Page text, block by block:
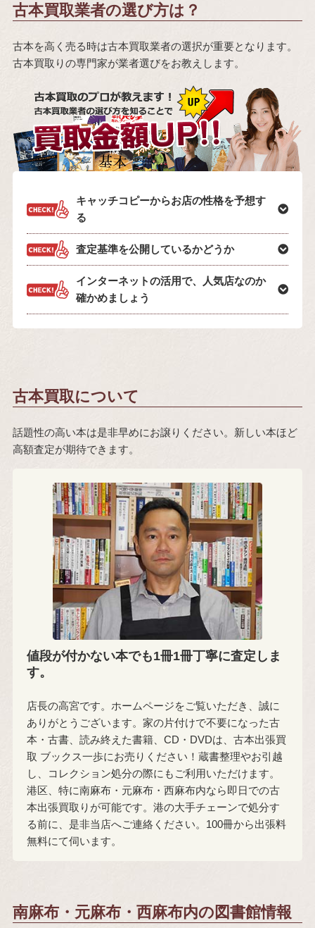
古本買取業者の選び方は？
古本を高く売る時は古本買取業者の選択が重要となります。
古本買取りの専門家が業者選びをお教えします。
キャッチコピーからお店の性格を予想す
る
査定基準を公開しているかどうか
インターネットの活用で、人気店なのか
確かめましょう
古本買取について
話題性の高い本は是非早めにお譲りください。新しい本ほど
高額査定が期待できます。
値段が付かない本でも1冊1冊丁寧に査定しま
す。
店長の高宮です。ホームページをご覧いただき、誠に
ありがとうございます。家の片付けで不要になった古
本・古書、読み終えた書籍、CD・DVDは、古本出張買
取 ブックス一歩にお売りください！蔵書整理やお引越
し、コレクション処分の際にもご利用いただけます。
港区、特に南麻布・元麻布・西麻布内なら即日での古
本出張買取りが可能です。港の大手チェーンで処分す
る前に、是非当店へご連絡ください。100冊から出張料
無料にて伺います。
南麻布・元麻布・西麻布内の図書館情報